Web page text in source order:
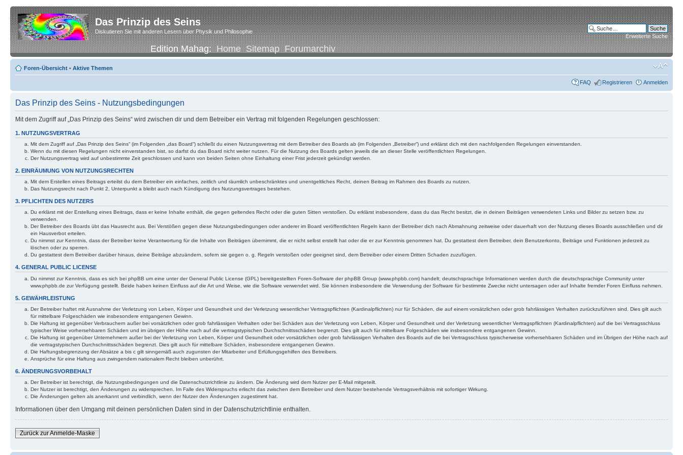
Das Prinzip des Seins
Diskutieren Sie mit anderen Lesern über Physik und Philosophie
Edition Mahag:Home Sitemap Forumarchiv
Erweiterte Suche
Foren-Übersicht • Aktive Themen
FAQ Registrieren Anmelden
Das Prinzip des Seins - Nutzungsbedingungen
Mit dem Zugriff auf „Das Prinzip des Seins“ wird zwischen dir und dem Betreiber ein Vertrag mit folgenden Regelungen geschlossen:
1. NUTZUNGSVERTRAG
Mit dem Zugriff auf „Das Prinzip des Seins“ (im Folgenden „das Board“) schließt du einen Nutzungsvertrag mit dem Betreiber des Boards ab (im Folgenden „Betreiber“) und erklärst dich mit den nachfolgenden Regelungen einverstanden.
Wenn du mit diesen Regelungen nicht einverstanden bist, so darfst du das Board nicht weiter nutzen. Für die Nutzung des Boards gelten jeweils die an dieser Stelle veröffentlichten Regelungen.
Der Nutzungsvertrag wird auf unbestimmte Zeit geschlossen und kann von beiden Seiten ohne Einhaltung einer Frist jederzeit gekündigt werden.
2. EINRÄUMUNG VON NUTZUNGSRECHTEN
Mit dem Erstellen eines Beitrags erteilst du dem Betreiber ein einfaches, zeitlich und räumlich unbeschränktes und unentgeltliches Recht, deinen Beitrag im Rahmen des Boards zu nutzen.
Das Nutzungsrecht nach Punkt 2, Unterpunkt a bleibt auch nach Kündigung des Nutzungsvertrages bestehen.
3. PFLICHTEN DES NUTZERS
Du erklärst mit der Erstellung eines Beitrags, dass er keine Inhalte enthält, die gegen geltendes Recht oder die guten Sitten verstoßen. Du erklärst insbesondere, dass du das Recht besitzt, die in deinen Beiträgen verwendeten Links und Bilder zu setzen bzw. zu
verwenden.
Der Betreiber des Boards übt das Hausrecht aus. Bei Verstößen gegen diese Nutzungsbedingungen oder anderer im Board veröffentlichten Regeln kann der Betreiber dich nach Abmahnung zeitweise oder dauerhaft von der Nutzung dieses Boards ausschließen und dir
ein Hausverbot erteilen.
Du nimmst zur Kenntnis, dass der Betreiber keine Verantwortung für die Inhalte von Beiträgen übernimmt, die er nicht selbst erstellt hat oder die er zur Kenntnis genommen hat. Du gestattest dem Betreiber, dein Benutzerkonto, Beiträge und Funktionen jederzeit zu
löschen oder zu sperren.
Du gestattest dem Betreiber darüber hinaus, deine Beiträge abzuändern, sofern sie gegen o. g. Regeln verstoßen oder geeignet sind, dem Betreiber oder einem Dritten Schaden zuzufügen.
4. GENERAL PUBLIC LICENSE
Du nimmst zur Kenntnis, dass es sich bei phpBB um eine unter der General Public License (GPL) bereitgestellten Foren-Software der phpBB Group (www.phpbb.com) handelt; deutschsprachige Informationen werden durch die deutschsprachige Community unter
www.phpbb.de zur Verfügung gestellt. Beide haben keinen Einfluss auf die Art und Weise, wie die Software verwendet wird. Sie können insbesondere die Verwendung der Software für bestimmte Zwecke nicht untersagen oder auf Inhalte fremder Foren Einfluss nehmen.
5. GEWÄHRLEISTUNG
Der Betreiber haftet mit Ausnahme der Verletzung von Leben, Körper und Gesundheit und der Verletzung wesentlicher Vertragspflichten (Kardinalpflichten) nur für Schäden, die auf einem vorsätzlichen oder grob fahrlässigen Verhalten zurückzuführen sind. Dies gilt auch
für mittelbare Folgeschäden wie insbesondere entgangenen Gewinn.
Die Haftung ist gegenüber Verbrauchern außer bei vorsätzlichen oder grob fahrlässigen Verhalten oder bei Schäden aus der Verletzung von Leben, Körper und Gesundheit und der Verletzung wesentlicher Vertragspflichten (Kardinalpflichten) auf die bei Vertragsschluss
typischer Weise vorhersehbaren Schäden und im übrigen der Höhe nach auf die vertragstypischen Durchschnittsschäden begrenzt. Dies gilt auch für mittelbare Folgeschäden wie insbesondere entgangenen Gewinn.
Die Haftung ist gegenüber Unternehmern außer bei der Verletzung von Leben, Körper und Gesundheit oder vorsätzlichen oder grob fahrlässigen Verhalten des Boards auf die bei Vertragsschluss typischerweise vorhersehbaren Schäden und im Übrigen der Höhe nach auf
die vertragstypischen Durchschnittsschäden begrenzt. Dies gilt auch für mittelbare Schäden, insbesondere entgangenen Gewinn.
Die Haftungsbegrenzung der Absätze a bis c gilt sinngemäß auch zugunsten der Mitarbeiter und Erfüllungsgehilfen des Betreibers.
Ansprüche für eine Haftung aus zwingendem nationalem Recht bleiben unberührt.
6. ÄNDERUNGSVORBEHALT
Der Betreiber ist berechtigt, die Nutzungsbedingungen und die Datenschutzrichtlinie zu ändern. Die Änderung wird dem Nutzer per E-Mail mitgeteilt.
Der Nutzer ist berechtigt, den Änderungen zu widersprechen. Im Falle des Widerspruchs erlischt das zwischen dem Betreiber und dem Nutzer bestehende Vertragsverhältnis mit sofortiger Wirkung.
Die Änderungen gelten als anerkannt und verbindlich, wenn der Nutzer den Änderungen zugestimmt hat.
Informationen über den Umgang mit deinen persönlichen Daten sind in der Datenschutzrichtlinie enthalten.
Zurück zur Anmelde-Maske